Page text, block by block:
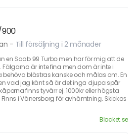
- Till försäljning i 2 månader
en Saab 99 Turbo men har för mig att de
är inte fina men dom är inte i
behöva blästras kanske och målas om. En
vad jag känt så är det inga djupa spår
finns tyvärr ej. 1000kr eller högsta
i Vänersborg för avhämtning. Skickas
Blocket.se